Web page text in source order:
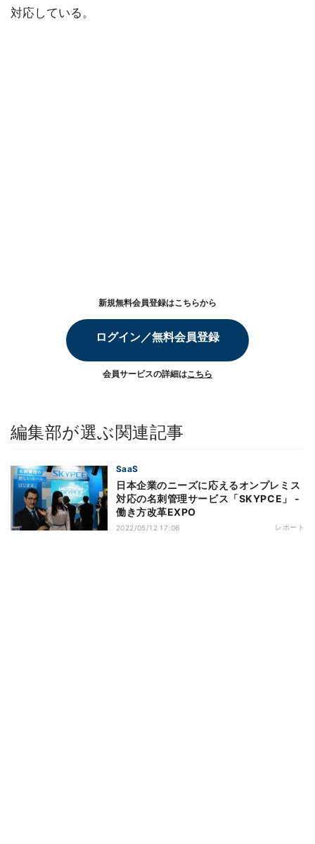
対応している。
新規無料会員登録はこちらから
ログイン／無料会員登録
会員サービスの詳細はこちら
編集部が選ぶ関連記事
SaaS
日本企業のニーズに応えるオンプレミス
対応の名刺管理サービス「SKYPCE」 -
働き方改革EXPO
2022/05/12 17:06 レポート